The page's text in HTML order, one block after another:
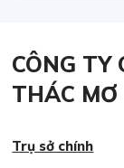
CÔNG TY
THÁC MƠ
Trụ sở chính